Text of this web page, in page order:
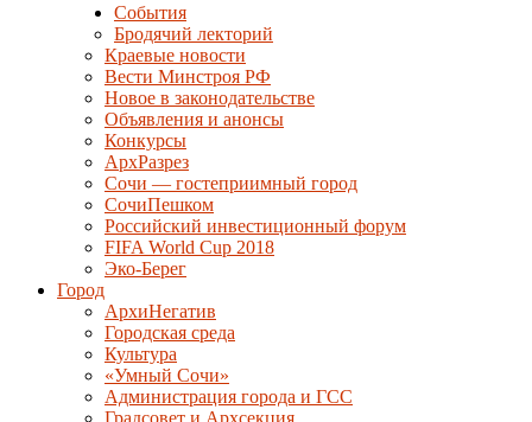
События
Бродячий лекторий
Краевые новости
Вести Минстроя РФ
Новое в законодательстве
Объявления и анонсы
Конкурсы
АрхРазрез
Сочи — гостеприимный город
СочиПешком
Российский инвестиционный форум
FIFA World Cup 2018
Эко-Берег
Город
АрхиНегатив
Городская среда
Культура
«Умный Сочи»
Администрация города и ГСС
Градсовет и Архсекция